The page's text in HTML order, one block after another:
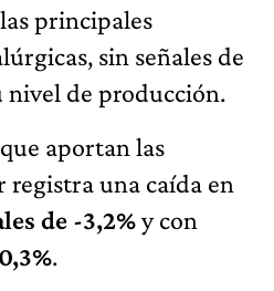
principales
sin señales de
nivel de producción.
que aportan las
registra una caída en
de -3,2%y con
.